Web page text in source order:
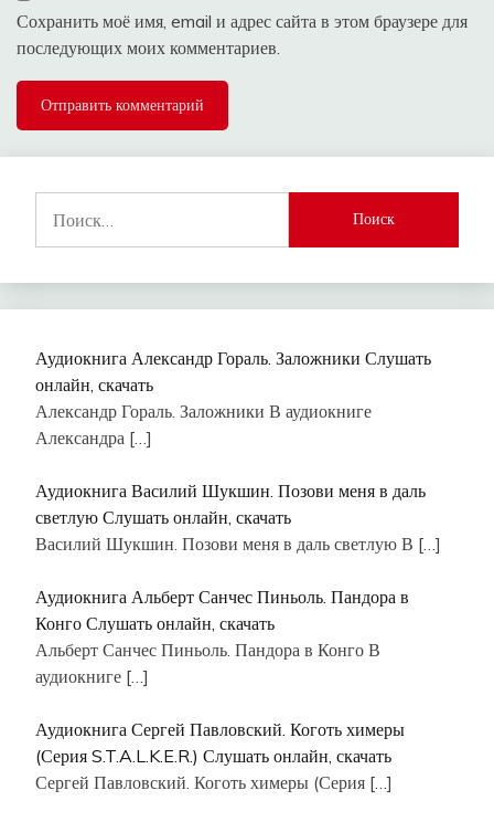
Сохранить моё имя, email и адрес сайта в этом браузере для
последующих моих комментариев.
Аудиокнига Александр Гораль. Заложники Слушать
онлайн, скачать
Александр Гораль. Заложники В аудиокниге
Александра […]
Аудиокнига Василий Шукшин. Позови меня в даль
светлую Слушать онлайн, скачать
Василий Шукшин. Позови меня в даль светлую В […]
Аудиокнига Альберт Санчес Пиньоль. Пандора в
Конго Слушать онлайн, скачать
Альберт Санчес Пиньоль. Пандора в Конго В
аудиокниге […]
Аудиокнига Сергей Павловский. Коготь химеры
(Серия S.T.A.L.K.E.R.) Слушать онлайн, скачать
Сергей Павловский. Коготь химеры (Серия […]